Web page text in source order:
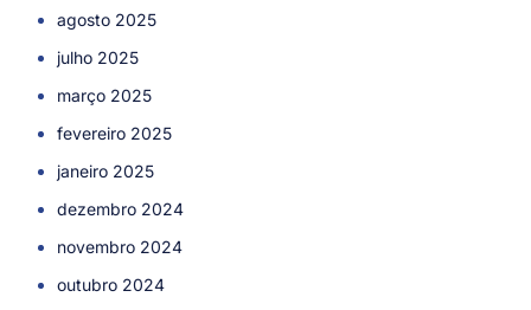
agosto 2025
julho 2025
março 2025
fevereiro 2025
janeiro 2025
dezembro 2024
novembro 2024
outubro 2024